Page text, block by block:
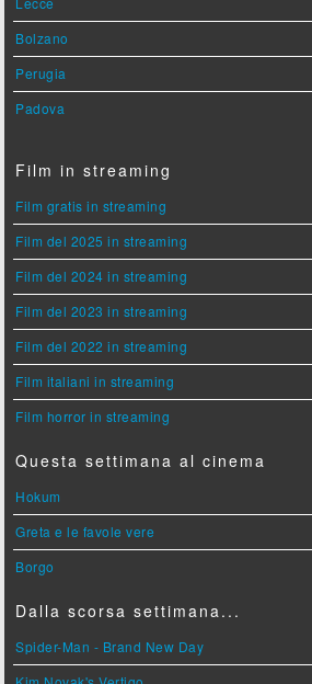
Bolzano
Perugia
Padova
Film in streaming
Film gratis in streaming
Film del 2025 in streaming
Film del 2024 in streaming
Film del 2023 in streaming
Film del 2022 in streaming
Film italiani in streaming
Film horror in streaming
Questa settimana al cinema
Hokum
Greta e le favole vere
Borgo
Dalla scorsa settimana...
Spider-Man - Brand New Day